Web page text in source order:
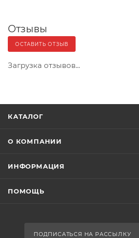
Отзывы
ОСТАВИТЬ ОТЗЫВ
Загрузка отзывов...
КАТАЛОГ
О КОМПАНИИ
ИНФОРМАЦИЯ
ПОМОЩЬ
ПОДПИСАТЬСЯ НА РАССЫЛКУ